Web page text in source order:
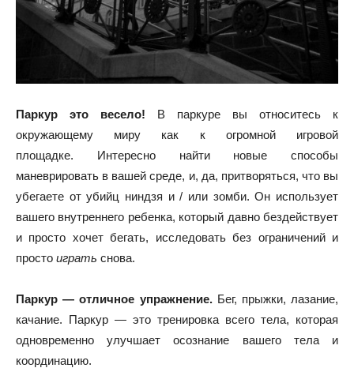
Паркур это весело! В паркуре вы относитесь к
окружающему миру как к огромной игровой
площадке. Интересно найти новые способы
маневрировать в вашей среде, и, да, притворяться, что вы
убегаете от убийц ниндзя и / или зомби. Он использует
вашего внутреннего ребенка, который давно бездействует
и просто хочет бегать, исследовать без ограничений и
просто играть снова.
Паркур — отличное упражнение. Бег, прыжки, лазание,
качание. Паркур — это тренировка всего тела, которая
одновременно улучшает осознание вашего тела и
координацию.